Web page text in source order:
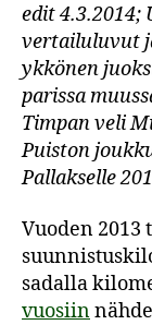
edit
vertailuluvut
ykkönen
parissa
Timpan veli
Puiston
Pallakselle
Vuoden
sadalla
vuosiin